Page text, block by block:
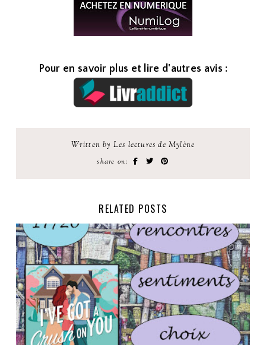
Pour en savoir plus et lire d'autres avis :
Written by Les lectures de Mylène
share on:
RELATED POSTS